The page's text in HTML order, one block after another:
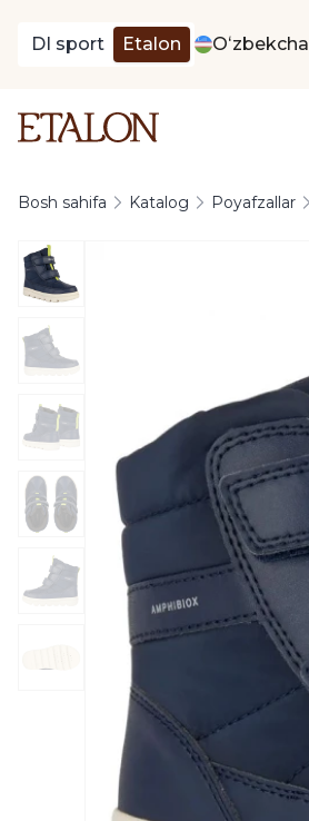
DI sport Etalon Oʻzbekcha
Bosh sahifa Katalog Poyafzallar